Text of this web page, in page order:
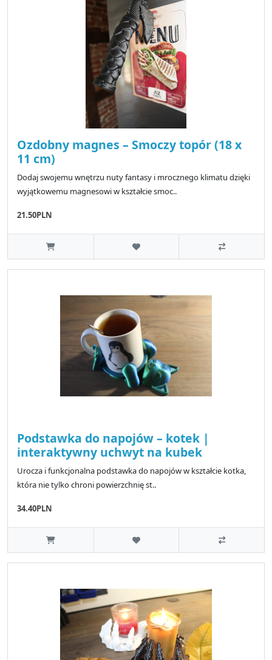
Ozdobny magnes – Smoczy topór (18 x
11 cm)
Dodaj swojemu wnętrzu nuty fantasy i mrocznego klimatu dzięki
wyjątkowemu magnesowi w kształcie smoc..
21.50PLN
Podstawka do napojów – kotek |
interaktywny uchwyt na kubek
Urocza i funkcjonalna podstawka do napojów w kształcie kotka,
która nie tylko chroni powierzchnię st..
34.40PLN